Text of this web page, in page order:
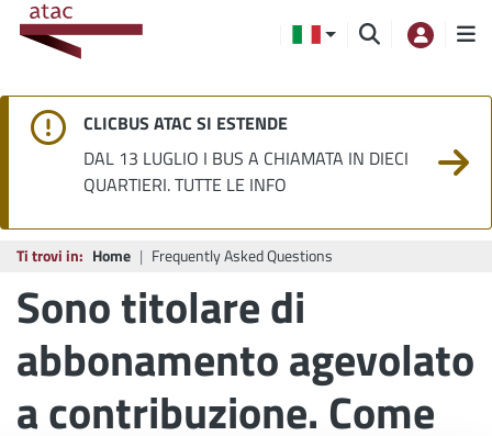
CLICBUS ATAC SI ESTENDE
DAL 13 LUGLIO I BUS A CHIAMATA IN DIECI
QUARTIERI. TUTTE LE INFO
Ti trovi in: Home Frequently Asked Questions
Sono titolare di
abbonamento agevolato
a contribuzione. Come